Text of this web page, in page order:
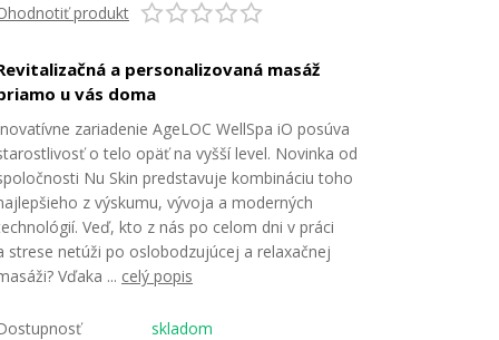
produkt
a personalizovaná masáž
u vás doma
zariadenie AgeLOC WellSpa iO posúva
o telo opäť na vyšší level. Novinka od
Nu Skin predstavuje kombináciu toho
z výskumu, vývoja a moderných
Veď, kto z nás po celom dni v práci
strese netúži po oslobodzujúcej a relaxačnej
Vďaka ... celý popis
skladom